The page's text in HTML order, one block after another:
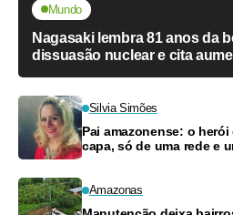
Mundo
Nagasaki lembra 81 anos da
dissuasão nuclear e cita
Silvia Simões
Pai amazonense: o
capa, só de uma rede e
Amazonas